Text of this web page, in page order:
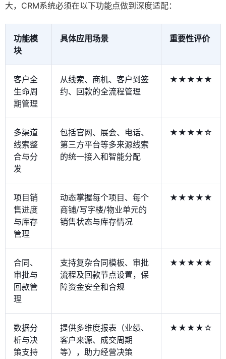
大，CRM系统必须在以下功能点做到深度适配：
功能模
块
具体应用场景 重要性评价
客户全
生命周
期管理
从线索、商机、客户到签
约、回款的全流程管理
★★★★★
多渠道
线索整
合与分
发
包括官网、展会、电话、
第三方平台等多来源线索
的统一接入和智能分配
★★★★☆
项目销
售进度
与库存
管理
动态掌握每个项目、每个
商铺/写字楼/物业单元的
销售状态与库存情况
★★★★★
合同、
审批与
回款管
理
支持复杂合同模板、审批
流程及回款节点设置，保
障资金安全和合规
★★★★★
数据分
析与决
策支持
提供多维度报表（业绩、
客户来源、成交周期
等），助力经营决策
★★★★☆